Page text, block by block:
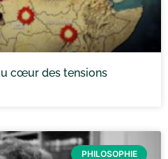
cœur des tensions
PHILOSOPHIE